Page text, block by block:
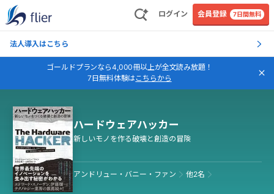
ログイン 会員登録 7日間無料
法人導入はこちら
ゴールドプランなら4,000冊以上が全文読み放題！
7日無料体験はこちらから
ハードウェアハッカー
新しいモノを作る破壊と創造の冒険
アンドリュー・バニー・ファン 他2名